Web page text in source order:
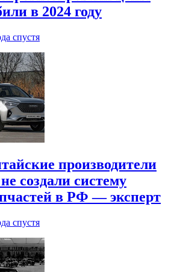
в 2024 году
спустя
производители
создали систему
в РФ — эксперт
спустя